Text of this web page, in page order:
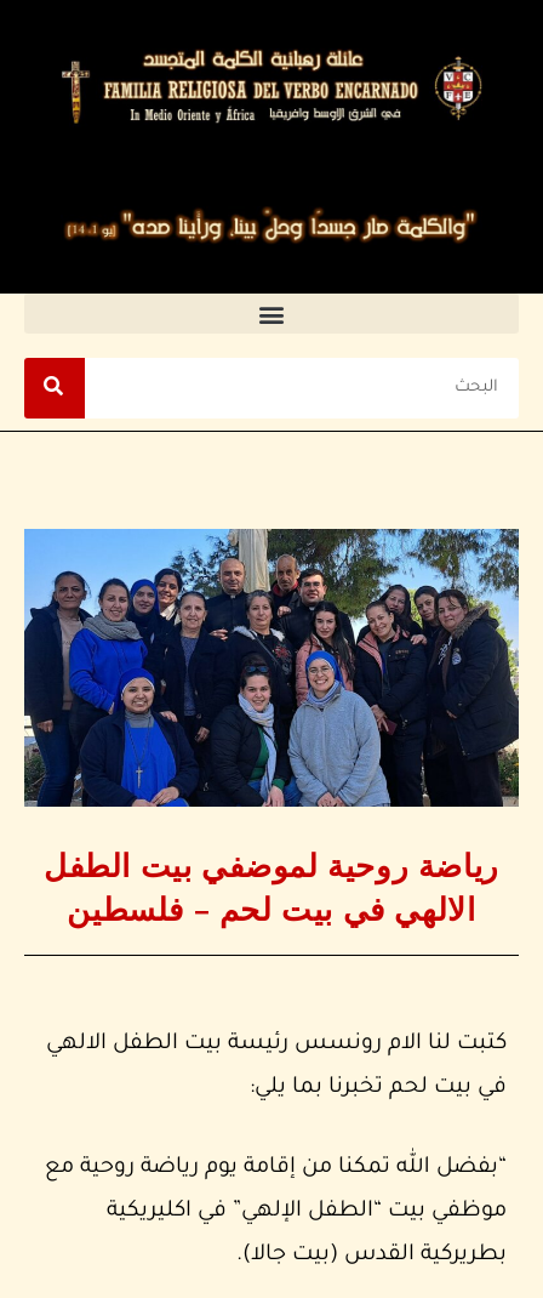
رياضة روحية لموضفي بيت الطفل
الالهي في بيت لحم – فلسطين
كتبت لنا الام رونسس رئيسة بيت الطفل الالهي
في بيت لحم تخبرنا بما يلي:
“بفضل الله تمكنا من إقامة يوم رياضة روحية مع
موظفي بيت “الطفل الإلهي” في اكليريكية
بطريركية القدس (بيت جالا).